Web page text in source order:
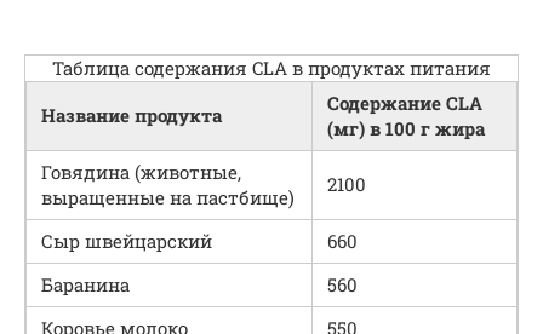
Таблица содержания CLA в продуктах питания
Название продукта
Содержание CLA
(мг) в 100 г жира
Говядина (животные,
выращенные на пастбище)
2100
Сыр швейцарский
660
Баранина
560
Коровье молоко
550